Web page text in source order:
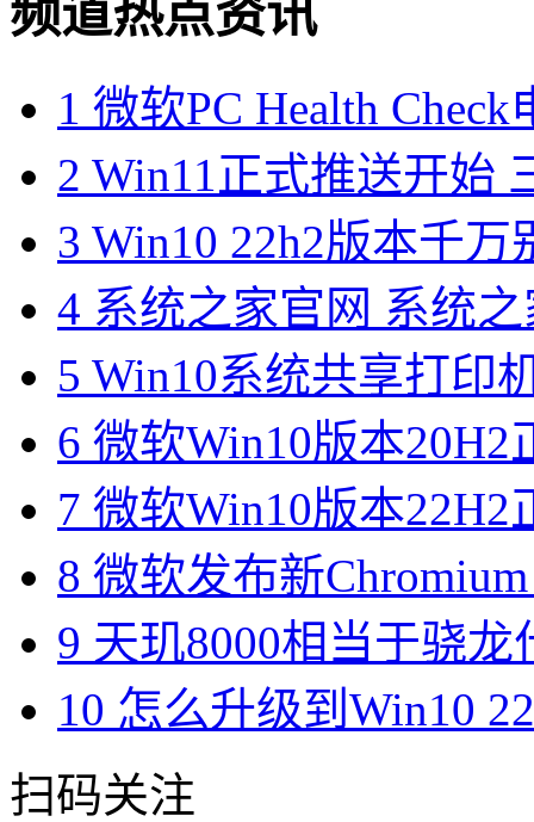
频道热点资讯
1 微软PC Health
2 Win11正式推送开始
3 Win10 22h2版本千
4 系统之家官网 系统
5 Win10系统共享打印
6 微软Win10版本20H2
7 微软Win10版本22H2
8 微软发布新
9 天玑8000相当于骁龙
10 怎么升级到Win10
扫码关注